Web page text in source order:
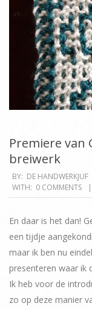
Premiere van
breiwerk
2019-
02-
BY: DE HANDWERKJUF
WITH: 0 COMMENTS
En daar is het dan!
een tijdje
maar ik ben nu
presenteren waar ik
Ik heb voor de
zo op deze manier